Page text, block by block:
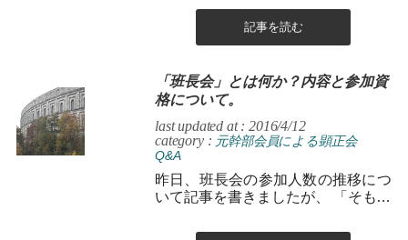
平成24年末時点の会...
記事を読む
「班長会」とは何か？内容と参加資
格について。
last updated at : 2016/4/12
category : 元幹部会員による顕正会
Q&A
昨日、班長会の参加人数の推移につ
いて記事を書きましたが、 「そもそ
も、多いと思うので、「班長会...